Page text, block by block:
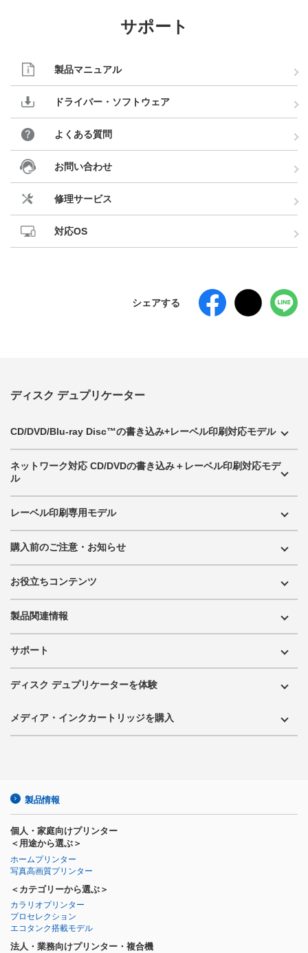
サポート
製品マニュアル
ドライバー・ソフトウェア
よくある質問
お問い合わせ
修理サービス
対応OS
シェアする
ディスク デュプリケーター
CD/DVD/Blu-ray Disc™の書き込み+レーベル印刷対応モデル
ネットワーク対応 CD/DVDの書き込み＋レーベル印刷対応モデ
ル
レーベル印刷専用モデル
購入前のご注意・お知らせ
お役立ちコンテンツ
製品関連情報
サポート
ディスク デュプリケーターを体験
メディア・インクカートリッジを購入
製品情報
個人・家庭向けプリンター
＜用途から選ぶ＞
ホームプリンター
写真高画質プリンター
＜カテゴリーから選ぶ＞
カラリオプリンター
プロセレクション
エコタンク搭載モデル
法人・業務向けプリンター・複合機